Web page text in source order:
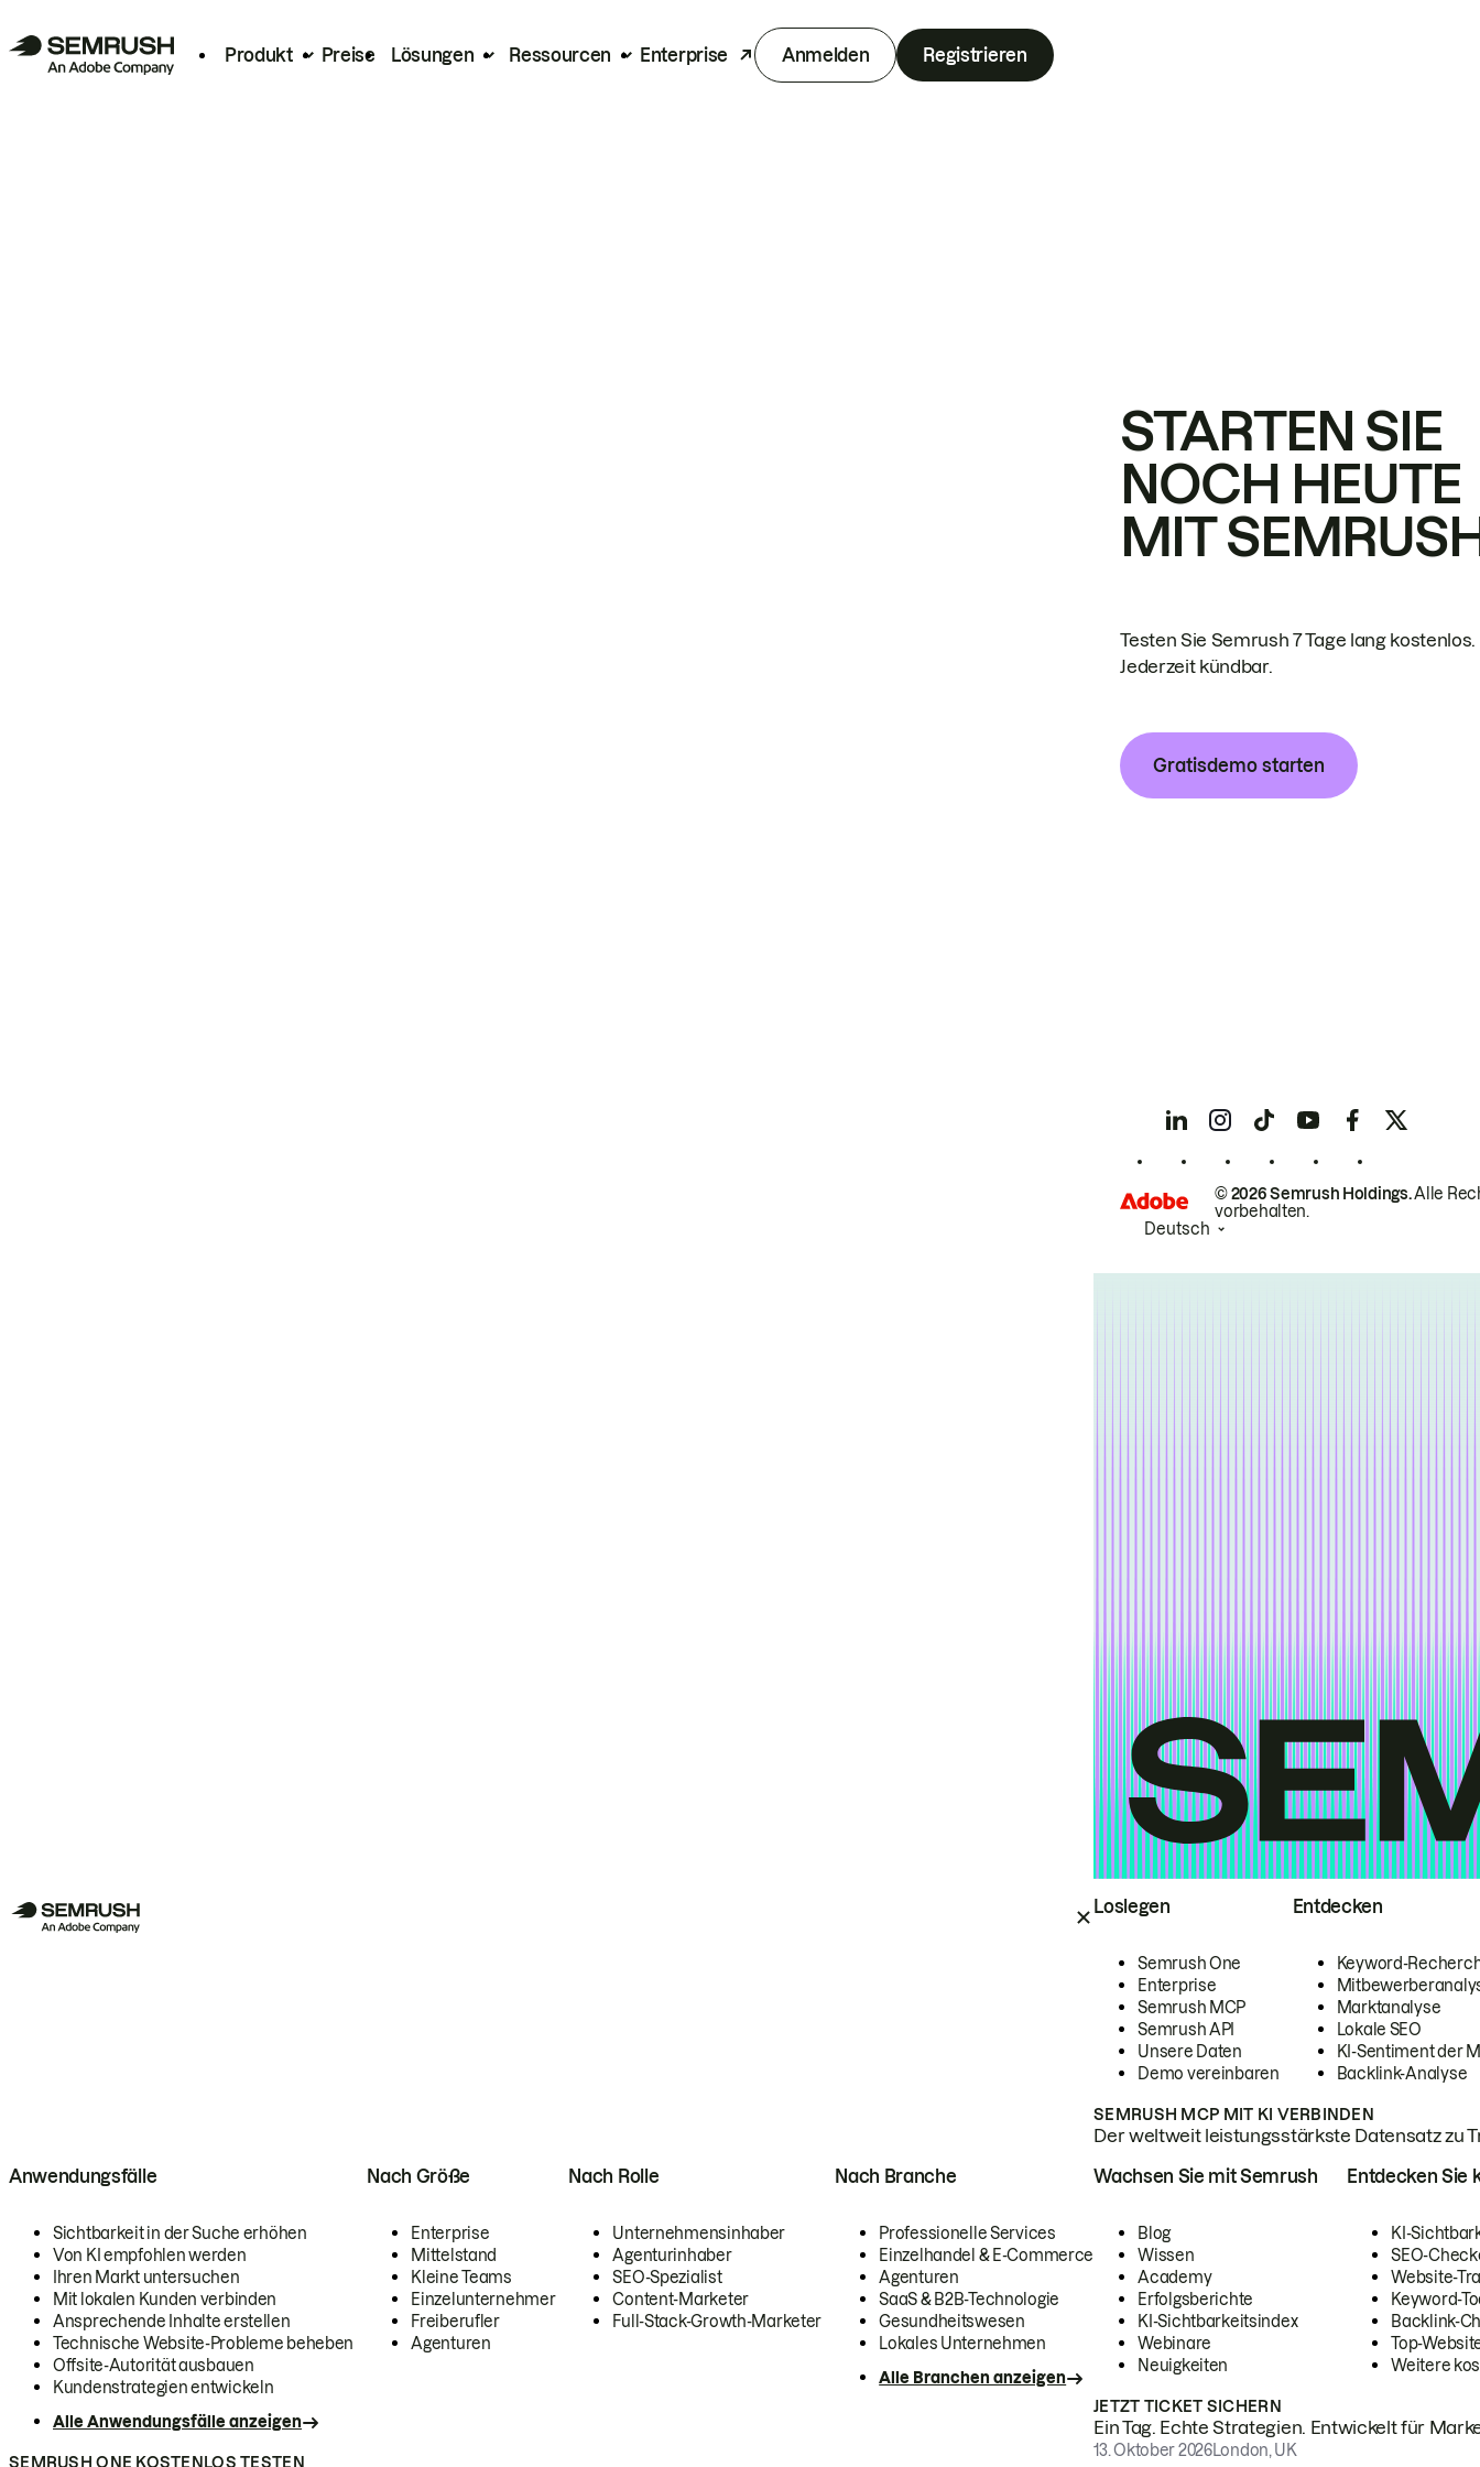
Produkt Preise Lösungen Ressourcen Enterprise Anmelden Registrieren
Loslegen
Semrush One
Enterprise
Semrush MCP
Semrush API
Unsere Daten
Demo vereinbaren
Entdecken
Keyword-
Marktanalyse
Lokale SEO
KI-Sentiment der
Backlink-Analyse
SEMRUSH MCP MIT KI VERBINDEN
Der weltweit leistungsstärkste Datensatz zu
Anwendungsfälle
Sichtbarkeit in der Suche erhöhen
Von KI empfohlen werden
Ihren Markt untersuchen
Mit lokalen Kunden verbinden
Ansprechende Inhalte erstellen
Technische Website-Probleme beheben
Offsite-Autorität ausbauen
Kundenstrategien entwickeln
Alle Anwendungsfälle anzeigen
Nach Größe
Enterprise
Mittelstand
Kleine Teams
Einzelunternehmer
Freiberufler
Agenturen
Nach Rolle
Unternehmensinhaber
Agenturinhaber
SEO-Spezialist
Content-Marketer
Full-Stack-Growth-Marketer
Nach Branche
Professionelle Services
Einzelhandel & E-Commerce
Agenturen
SaaS & B2B-Technologie
Gesundheitswesen
Lokales Unternehmen
Alle Branchen anzeigen
SEMRUSH ONE KOSTENLOS TESTEN
Wachsen Sie mit Semrush
Blog
Wissen
Academy
Erfolgsberichte
KI-Sichtbarkeitsindex
Webinare
Neuigkeiten
Entdecken Sie
KI-
SEO-
Website-
Keyword-
Backlink-
Top-
Weitere
JETZT TICKET SICHERN
Ein Tag. Echte Strategien. Entwickelt für
13. Oktober 2026London, UK
STARTEN SIE
NOCH HEUTE
MIT
Testen Sie Semrush 7 Tage lang kostenlos.
Jederzeit kündbar.
Gratisdemo starten
© 2026 Semrush Holdings.Alle
vorbehalten.
Deutsch